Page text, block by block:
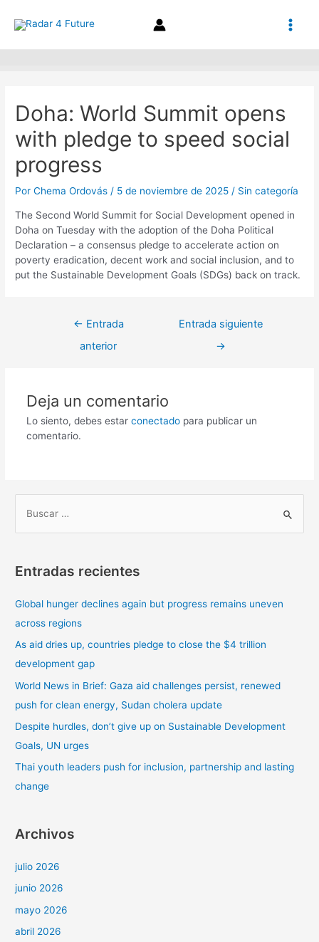
Doha: World Summit opens
with pledge to speed social
progress
PorChema Ordovás / 5 de noviembre de 2025 / Sin categoría
The Second World Summit for Social Development opened in
Doha on Tuesday with the adoption of the Doha Political
Declaration – a consensus pledge to accelerate action on
poverty eradication, decent work and social inclusion, and to
put the Sustainable Development Goals (SDGs) back on track.
de
← Entrada
anterior
Entrada siguiente
→
Deja un comentario
Lo siento, debes estar conectadopara publicar un
comentario.
u
c
o
r
:
Entradas recientes
Global hunger declines again but progress remains uneven
across regions
As aid dries up, countries pledge to close the $4 trillion
development gap
World News in Brief: Gaza aid challenges persist, renewed
push for clean energy, Sudan cholera update
Despite hurdles, don’t give up on Sustainable Development
Goals, UN urges
Thai youth leaders push for inclusion, partnership and lasting
change
Archivos
julio 2026
junio 2026
mayo 2026
abril 2026